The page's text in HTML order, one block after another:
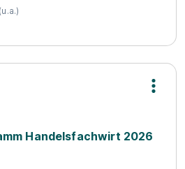
Handelsfachwirt 2026